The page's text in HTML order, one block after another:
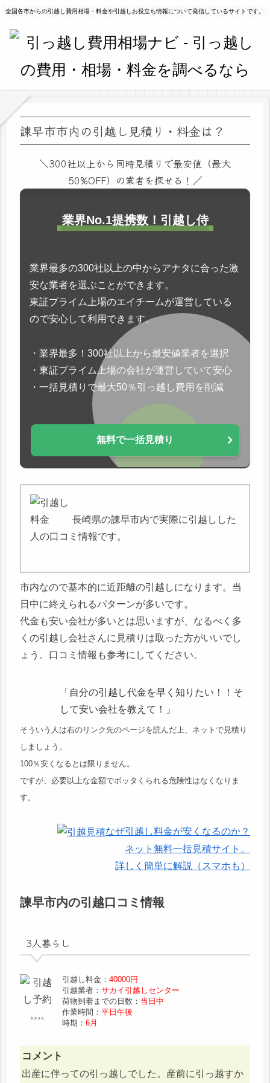
全国各市からの引越し費用相場・料金や引越しお役立ち情報について発信しているサイトです。
諫早市市内の引越し見積り・料金は？
＼300社以上から同時見積りで最安値（最大
50%OFF）の業者を探せる！／
業界No.1提携数！引越し侍
業界最多の300社以上の中からアナタに合った激
安な業者を選ぶことができます。
東証プライム上場のエイチームが運営している
ので安心して利用できます。
・業界最多！300社以上から最安値業者を選択
・東証プライム上場の会社が運営していて安心
・一括見積りで最大50％引っ越し費用を削減
無料で一括見積り
長崎県の諫早市内で実際に引越しした
人の口コミ情報です。
市内なので基本的に近距離の引越しになります。当
日中に終えられるパターンが多いです。
代金も安い会社が多いとは思いますが、なるべく多
くの引越し会社さんに見積りは取った方がいいでし
ょう。口コミ情報も参考にしてください。
「自分の引越し代金を早く知りたい！！そ
して安い会社を教えて！」
そういう人は右のリンク先のページを読んだ上、ネットで見積り
しましょう。
100％安くなるとは限りません。
ですが、必要以上な金額でボッタくられる危険性はなくなりま
す。
なぜ引越し料金が安くなるのか？
ネット無料一括見積サイト。
詳しく簡単に解説（スマホも）
諫早市内の引越口コミ情報
3人暮らし
きささん
引越し料金：40000円
引越業者：サカイ引越しセンター
荷物到着までの日数： 当日中
作業時間：平日午後
時期：6月
コメント
出産に伴っての引っ越しでした。産前に引っ越すか